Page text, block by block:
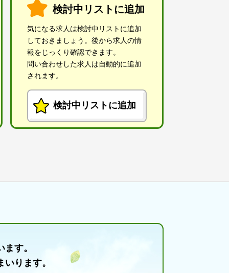
検討中リストに追加
気になる求人は検討中リストに追加
しておきましょう。後から求人の情
報をじっくり確認できます。
問い合わせした求人は自動的に追加
されます。
検討中リストに追加
す。
ります。